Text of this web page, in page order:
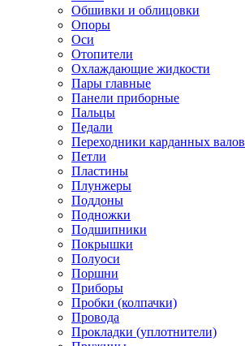
Обшивки и облицовки
Опоры
Оси
Отопители
Охлаждающие жидкости
Пары главные
Панели приборные
Пальцы
Педали
Переходники карданных валов
Петли
Пластины
Плунжеры
Поддоны
Подножки
Подшипники
Покрышки
Полуоси
Поршни
Приборы
Пробки (колпачки)
Провода
Прокладки (уплотнители)